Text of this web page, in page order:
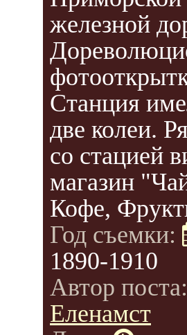
железной
Станция
две колеи.
со стацией
магазин
Кофе,
Год съемки:
1890-1910
Автор
Еленамст